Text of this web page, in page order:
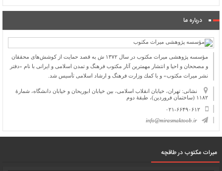
درباره ما
مؤسسه پژوهشی میراث مكتوب در سال ۱۳۷۲ ش به قصد حمایت از كوشش‌های محققان
و مصححان و احیا و انتشار مهمترین آثار مكتوب فرهنگ و تمدن اسلامی و ایرانی با نام «دفتر
نشر میراث مكتوب» و با كمك وزارت فرهنگ و ارشاد اسلامی تأسیس شد.
نشانی: تهران، خیابان انقلاب اسلامی، بین خیابان ابوریحان و خیابان دانشگاه، شمارۀ
۱۱۸۲ (ساختمان فروردین)، طبقۀ دوم
۰۲۱-۶۶۴۹۰۶۱۲
info@mirasmaktoob.ir
میرات مکتوب در طاقچه